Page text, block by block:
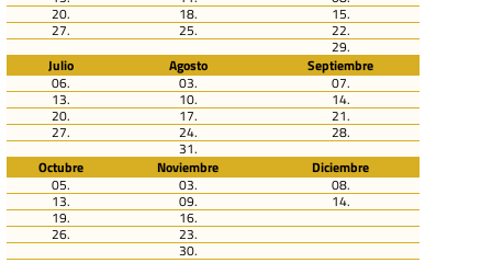
20. 18. 15.
27. 25. 22.
29.
Julio
Agosto
Septiembre
06.
03. 07.
13. 10. 14.
20. 17. 21.
27. 24. 28.
31.
Octubre
Noviembre
Diciembre
05.
03. 08.
13. 09. 14.
19. 16.
26. 23.
30.